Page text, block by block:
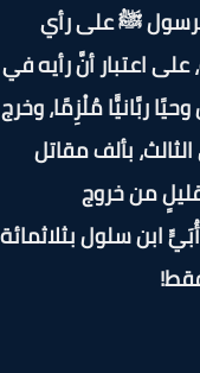
ﷺ على رأي
اعتبار أنَّ رأيه في
مُلْزِمًا، وخرج
بألف مقاتل
من خروج
سلول بثلاثمائة